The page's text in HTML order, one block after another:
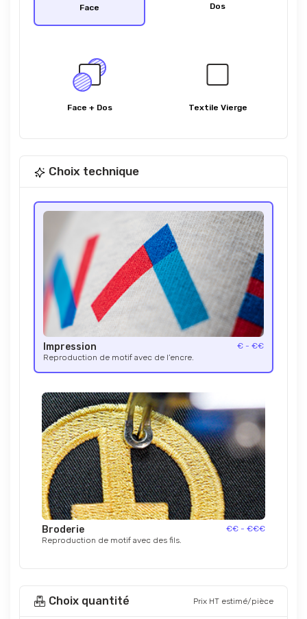
Face Dos
Face + Dos Textile Vierge
Choix technique
Impression
€ - €€
Reproduction de motif avec de l’encre.
Broderie
€€ - €€€
Reproduction de motif avec des fils.
Choix quantité Prix HT estimé/pièce